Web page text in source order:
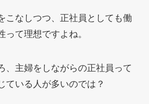
こなしつつ、正社員としても働
って理想ですよね。
、主婦をしながらの正社員って
ている人が多いのでは？